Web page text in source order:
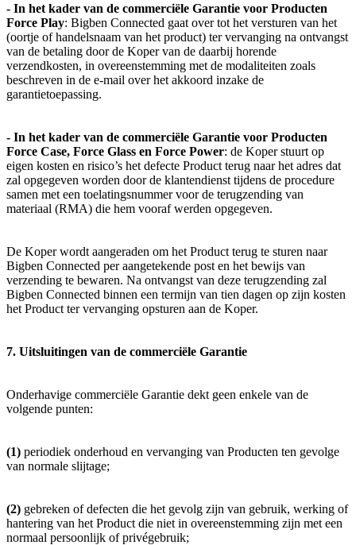
- In het kader van de commerciële Garantie voor Producten
Force Play: Bigben Connected gaat over tot het versturen van het
(oortje of handelsnaam van het product) ter vervanging na ontvangst
van de betaling door de Koper van de daarbij horende
verzendkosten, in overeenstemming met de modaliteiten zoals
beschreven in de e-mail over het akkoord inzake de
garantietoepassing.
- In het kader van de commerciële Garantie voor Producten
Force Case, Force Glass en Force Power: de Koper stuurt op
eigen kosten en risico’s het defecte Product terug naar het adres dat
zal opgegeven worden door de klantendienst tijdens de procedure
samen met een toelatingsnummer voor de terugzending van
materiaal (RMA) die hem vooraf werden opgegeven.
De Koper wordt aangeraden om het Product terug te sturen naar
Bigben Connected per aangetekende post en het bewijs van
verzending te bewaren. Na ontvangst van deze terugzending zal
Bigben Connected binnen een termijn van tien dagen op zijn kosten
het Product ter vervanging opsturen aan de Koper.
7. Uitsluitingen van de commerciële Garantie
Onderhavige commerciële Garantie dekt geen enkele van de
volgende punten:
(1) periodiek onderhoud en vervanging van Producten ten gevolge
van normale slijtage;
(2) gebreken of defecten die het gevolg zijn van gebruik, werking of
hantering van het Product die niet in overeenstemming zijn met een
normaal persoonlijk of privégebruik;